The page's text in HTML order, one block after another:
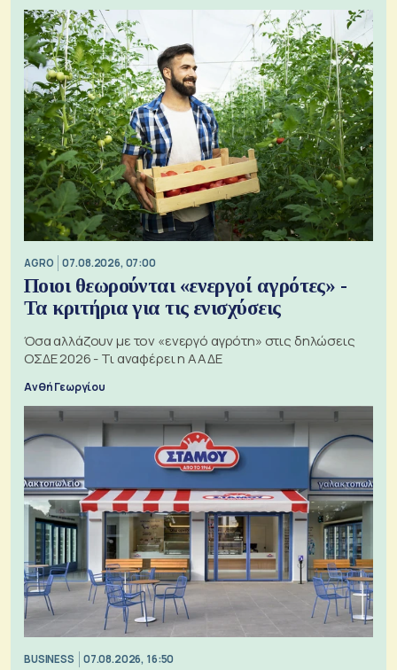
AGRO 07.08.2026, 07:00
Ποιοι θεωρούνται «ενεργοί αγρότες» -
Τα κριτήρια για τις ενισχύσεις
Όσα αλλάζουν με τον «ενεργό αγρότη» στις δηλώσεις
ΟΣΔΕ 2026 - Τι αναφέρει η ΑΑΔΕ
Ανθή Γεωργίου
BUSINESS 07.08.2026, 16:50